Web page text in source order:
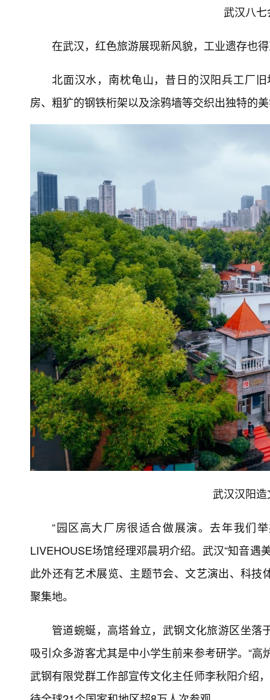
武汉八
在武汉，红色旅游展现新风貌，工业遗存也
北面汉水，南枕龟山，昔日的汉阳兵工厂
房、粗犷的钢铁桁架以及涂鸦墙等交织出独特的
武汉汉阳
“园区高大厂房很适合做展演。去年我们
LIVEHOUSE场馆经理邓晨玥介绍。武汉“知音
此外还有艺术展览、主题节会、文艺演出、科
聚集地。
管道蜿蜒，高塔耸立，武钢文化旅游区坐
吸引众多游客尤其是中小学生前来参考研学。“
武钢有限党群工作部宣传文化主任师李秋阳介绍